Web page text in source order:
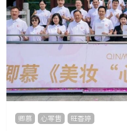
卿慕 心零售 旺香婷